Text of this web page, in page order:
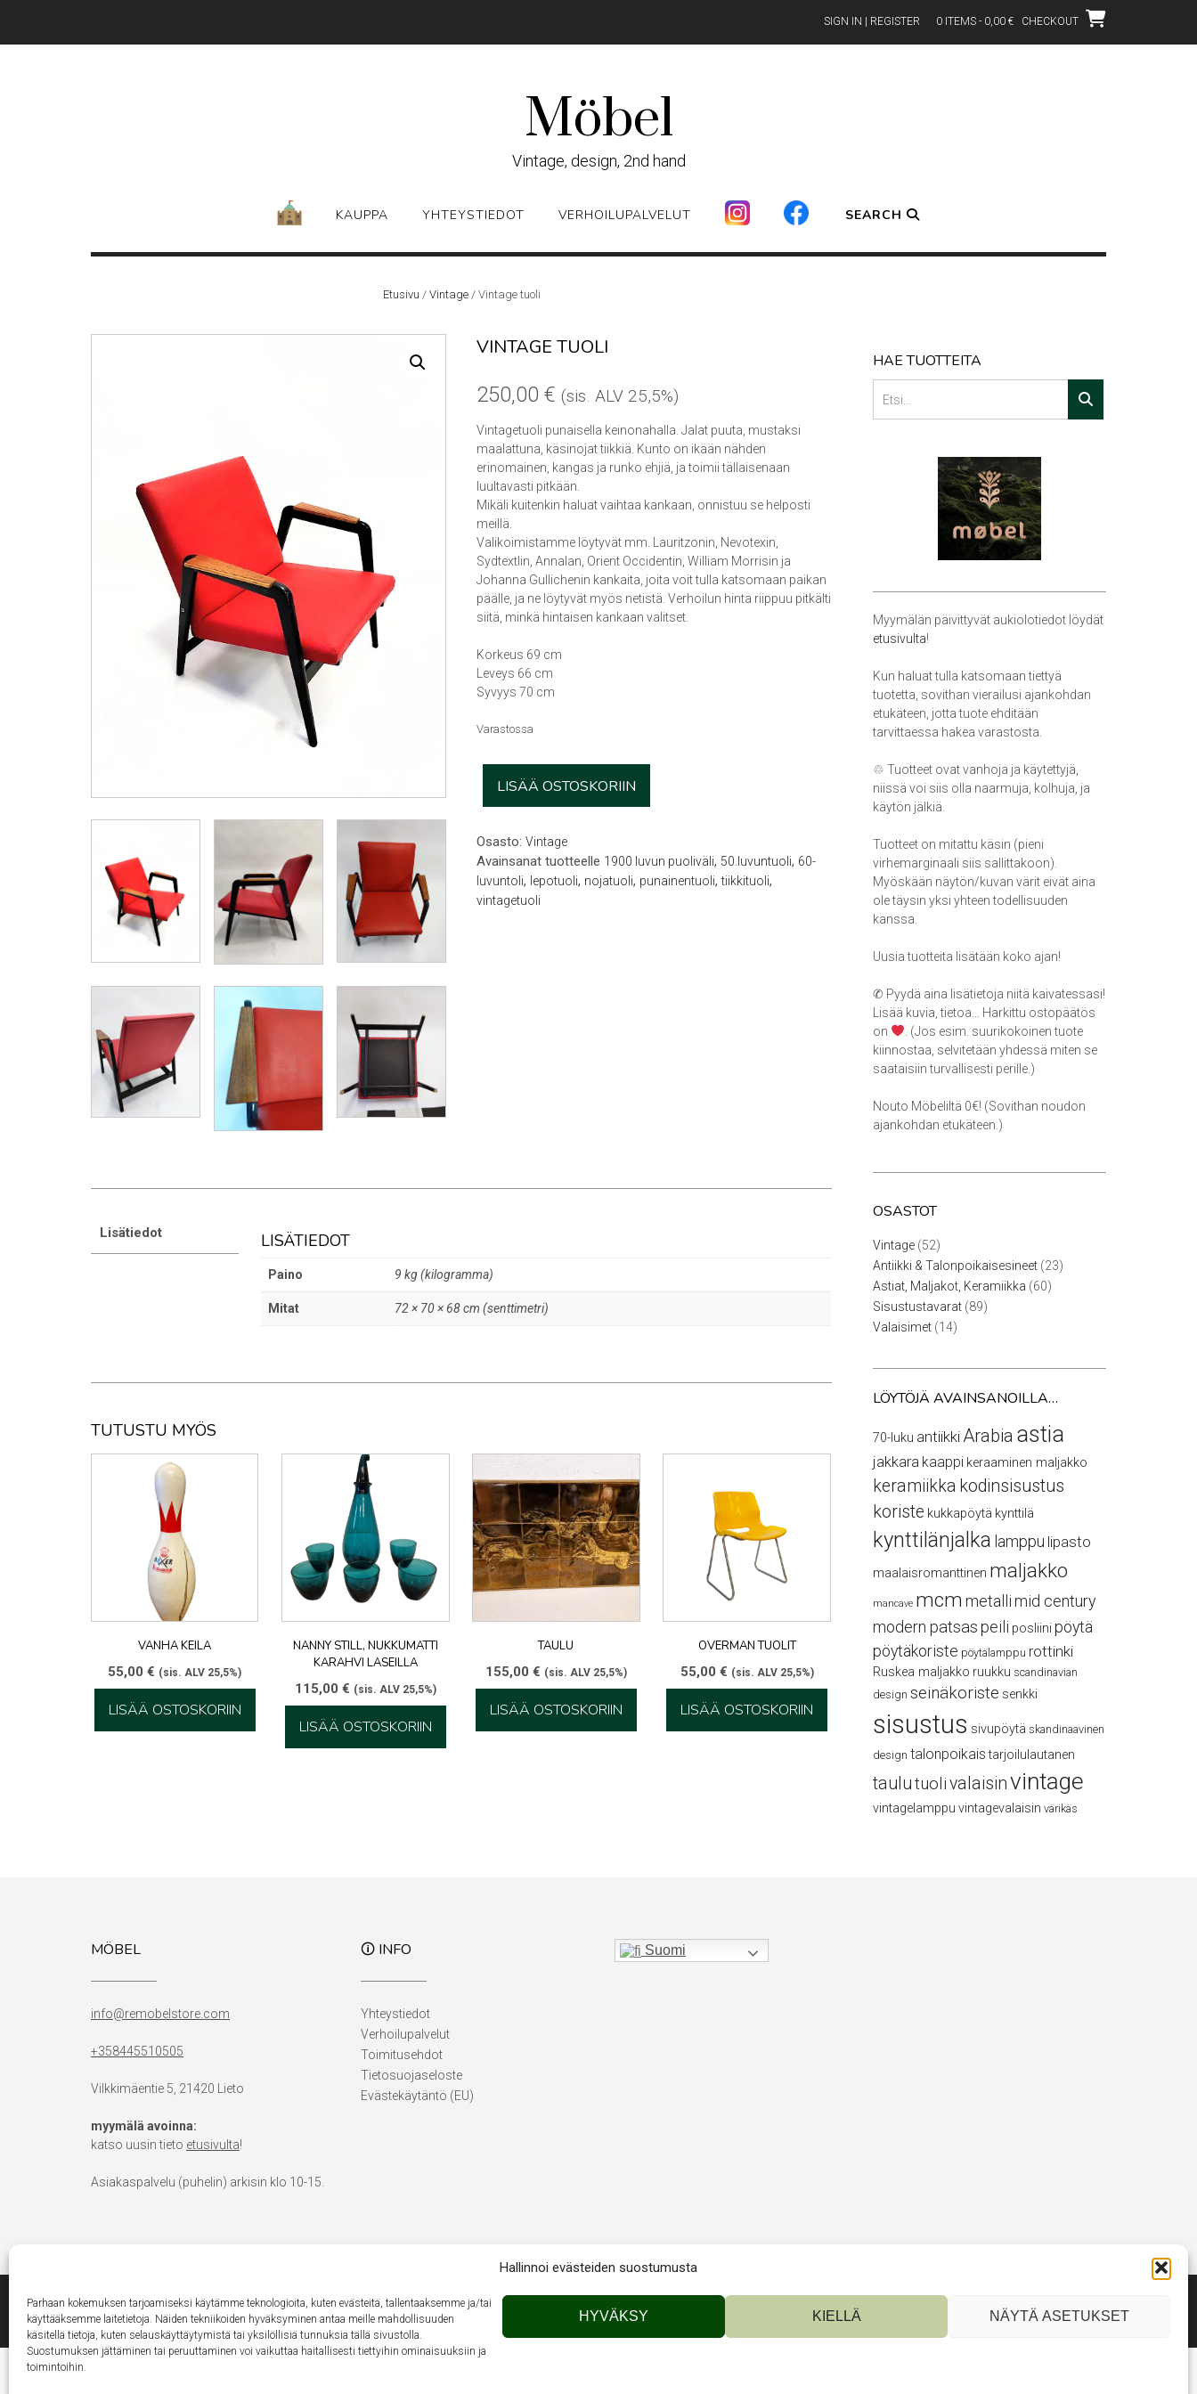
Hallinnoi evästeiden suostumusta
Parhaan kokemuksen tarjoamiseksi käytämme teknologioita, kuten evästeitä, tallentaaksemme ja/tai
käyttääksemme laitetietoja. Näiden tekniikoiden hyväksyminen antaa meille mahdollisuuden
käsitellä tietoja, kuten selauskäyttäytymistä tai yksilöllisiä tunnuksia tällä sivustolla.
Suostumuksen jättäminen tai peruuttaminen voi vaikuttaa haitallisesti tiettyihin ominaisuuksiin ja
toimintoihin.
HYVÄKSY KIELLÄ NÄYTÄ ASETUKSET
content
SIGN IN | REGISTER 0 ITEMS - 0,00 € CHECKOUT
Möbel
Vintage, design, 2nd hand
KAUPPA YHTEYSTIEDOT VERHOILUPALVELUT SEARCH
Etusivu / Vintage/ Vintage tuoli
VINTAGE TUOLI
250,00 € (sis. ALV 25,5%)
Vintagetuoli punaisella keinonahalla. Jalat puuta, mustaksi
maalattuna, käsinojat tiikkiä. Kunto on ikään nähden
erinomainen, kangas ja runko ehjiä, ja toimii tällaisenaan
luultavasti pitkään.
Mikäli kuitenkin haluat vaihtaa kankaan, onnistuu se helposti
meillä.
Valikoimistamme löytyvät mm. Lauritzonin, Nevotexin,
Sydtextlin, Annalan, Orient Occidentin, William Morrisin ja
Johanna Gullichenin kankaita, joita voit tulla katsomaan paikan
päälle, ja ne löytyvät myös netistä. Verhoilun hinta riippuu pitkälti
siitä, minkä hintaisen kankaan valitset.
Korkeus 69 cm
Leveys 66 cm
Syvyys 70 cm
Varastossa
tuoli
määrä
LISÄÄ OSTOSKORIIN
Osasto: Vintage
Avainsanat tuotteelle 1900 luvun puoliväli, 50.luvuntuoli, 60-
luvuntoli, lepotuoli, nojatuoli, punainentuoli,tiikkituoli,
vintagetuoli
Lisätiedot LISÄTIEDOT
Paino 9 kg (kilogramma)
Mitat 72 × 70 × 68 cm (senttimetri)
TUTUSTU MYÖS
VANHA KEILA
55,00€ (sis. ALV 25,5%)
LISÄÄ OSTOSKORIIN
NANNY STILL, NUKKUMATTI
KARAHVI LASEILLA
115,00 € (sis. ALV 25,5%)
LISÄÄ OSTOSKORIIN
TAULU
155,00 € (sis. ALV 25,5%)
LISÄÄ OSTOSKORIIN
OVERMAN TUOLIT
55,00 € (sis. ALV 25,5%)
LISÄÄ OSTOSKORIIN
HAE TUOTTEITA
Myymälän päivittyvät aukiolotiedot löydät
etusivulta!
Kun haluat tulla katsomaan tiettyä
tuotetta, sovithan vierailusi ajankohdan
etukäteen, jotta tuote ehditään
tarvittaessa hakea varastosta.
♲ Tuotteet ovat vanhoja ja käytettyjä,
niissä voi siis olla naarmuja, kolhuja, ja
käytön jälkiä.
Tuotteet on mitattu käsin (pieni
virhemarginaali siis sallittakoon).
Myöskään näytön/kuvan värit eivät aina
ole täysin yksi yhteen todellisuuden
kanssa.
Uusia tuotteita lisätään koko ajan!
✆ Pyydä aina lisätietoja niitä kaivatessasi!
Lisää kuvia, tietoa… Harkittu ostopäätös
on
. (Jos esim. suurikokoinen tuote
kiinnostaa, selvitetään yhdessä miten se
saataisiin turvallisesti perille.)
Nouto Möbeliltä 0€! (Sovithan noudon
ajankohdan etukäteen.)
OSASTOT
Vintage 5252
tuotetta
Antiikki & Talonpoikaisesineet 2323
Astiat, Maljakot, Keramiikka 6060
Sisustustavarat 8989
Valaisimet 1414
LÖYTÖJÄ AVAINSANOILLA…
70-luku antiikki Arabia astia
jakkara kaappi keraaminen maljakko
keramiikka kodinsisustus
koriste kukkapöytä kynttilä
kynttilänjalka lamppu lipasto
maalaisromanttinen maljakko
mancave mcm metallimid century
modern patsaspeili posliini pöytä
pöytäkoriste pöytälamppu rottinki
Ruskea maljakko ruukku scandinavian
design seinäkoriste senkki
sisustus sivupöytä skandinaavinen
design talonpoikais tarjoilulautanen
taulutuolivalaisinvintage
vintagelamppu vintagevalaisin värikäs
MÖBEL
info@remobelstore.com
+358445510505
Vilkkimäentie 5, 21420 Lieto
myymälä avoinna:
katso uusin tieto etusivulta!
Asiakaspalvelu (puhelin) arkisin klo 10-15.
🛈 INFO
Yhteystiedot
Verhoilupalvelut
Toimitusehdot
Tietosuojaseloste
Evästekäytäntö (EU)
Suomi
Theme byOut the Box